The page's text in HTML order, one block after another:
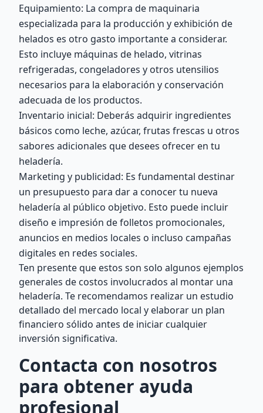
Equipamiento: La compra de maquinaria
especializada para la producción y exhibición de
helados es otro gasto importante a considerar.
Esto incluye máquinas de helado, vitrinas
refrigeradas, congeladores y otros utensilios
necesarios para la elaboración y conservación
adecuada de los productos.
Inventario inicial: Deberás adquirir ingredientes
básicos como leche, azúcar, frutas frescas u otros
sabores adicionales que desees ofrecer en tu
heladería.
Marketing y publicidad: Es fundamental destinar
un presupuesto para dar a conocer tu nueva
heladería al público objetivo. Esto puede incluir
diseño e impresión de folletos promocionales,
anuncios en medios locales o incluso campañas
digitales en redes sociales.
Ten presente que estos son solo algunos ejemplos
generales de costos involucrados al montar una
heladería. Te recomendamos realizar un estudio
detallado del mercado local y elaborar un plan
financiero sólido antes de iniciar cualquier
inversión significativa.
Contacta con nosotros
para obtener ayuda
profesional